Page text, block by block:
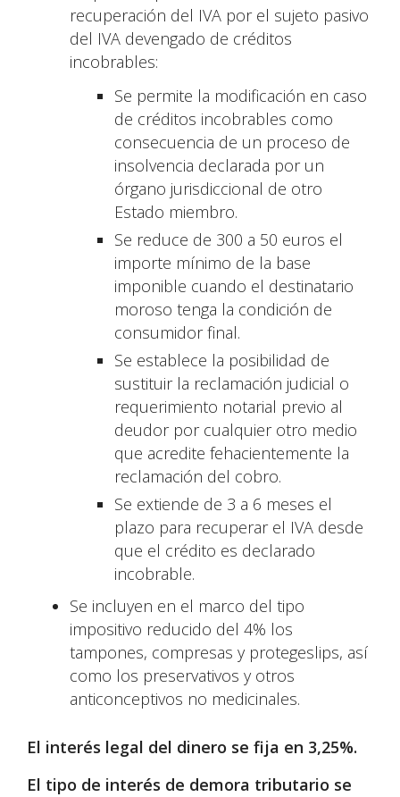
recuperación del IVA por el sujeto pasivo
del IVA devengado de créditos
incobrables:
Se permite la modificación en caso
de créditos incobrables como
consecuencia de un proceso de
insolvencia declarada por un
órgano jurisdiccional de otro
Estado miembro.
Se reduce de 300 a 50 euros el
importe mínimo de la base
imponible cuando el destinatario
moroso tenga la condición de
consumidor final.
Se establece la posibilidad de
sustituir la reclamación judicial o
requerimiento notarial previo al
deudor por cualquier otro medio
que acredite fehacientemente la
reclamación del cobro.
Se extiende de 3 a 6 meses el
plazo para recuperar el IVA desde
que el crédito es declarado
incobrable.
Se incluyen en el marco del tipo
impositivo reducido del 4% los
tampones, compresas y protegeslips, así
como los preservativos y otros
anticonceptivos no medicinales.
El interés legal del dinero se fija en 3,25%.
El tipo de interés de demora tributario se